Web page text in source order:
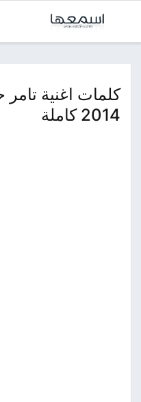
كلمات اغنية
2014 كاملة